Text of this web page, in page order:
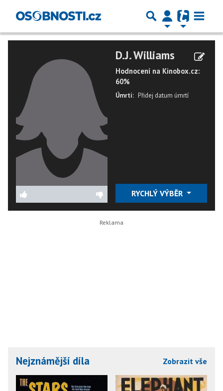
D.J. Williams
Hodnocení na Kinobox.cz:
60%
Úmrtí: Přidej datum úmrtí
RYCHLÝ VÝBĚR
Nejznámější díla Zobrazit vše